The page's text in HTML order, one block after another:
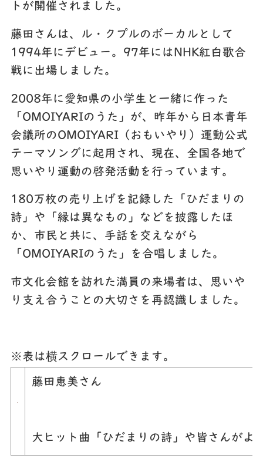
トが開催されました。
藤田さんは、ル・クプルのボーカルとして
1994年にデビュー。 97年にはNHK紅白歌合
戦に出場しました。
2008年に愛知県の小学生と一緒に作った
「 OMOIYARIのうた」が、昨年から日本青年
会議所のOMOIYARI（おもいやり）運動公式
テーマソングに起用され、現在、 全国各地で
思いやり運動の啓発活動を行っています。
180万枚の売り上げを記録した「ひだまりの
詩」や「縁は異なもの」などを披露したほ
か、市民と共に、手話を交えながら
「 OMOIYARIのうた 」を合唱しました。
市文化会館を訪れた満員の来場者は、思いや
り支え合うことの大切さを再認識しました。
※表は横スクロールできます。
藤田恵美さん
大ヒット曲「ひだまりの詩」や皆さんがよ